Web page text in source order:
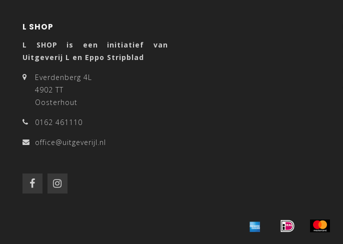
L SHOP
L SHOP is een initiatief van
Uitgeverij L en Eppo Stripblad
Everdenberg 4L
4902 TT
Oosterhout
0162 461110
office@uitgeverijl.nl